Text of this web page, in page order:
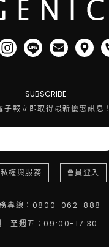
專線：0800-062-888
一至週五：09:00-17:30
SUBSCRIBE
子報立即取得最新優惠訊息！
權與服務 會員登入